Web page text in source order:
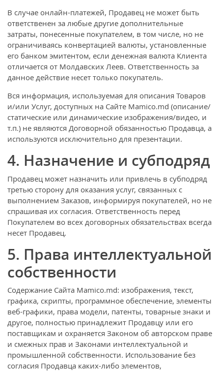
В случае онлайн-платежей, Продавец не может быть
ответственен за любые другие дополнительные
затраты, понесенные покупателем, в том числе, но не
ограничиваясь конвертацией валюты, установленные
его банком эмитентом, если денежная валюта Клиента
отличается от Молдавских Леев. Ответственность за
данное действие несет только покупатель.
Вся информация, используемая для описания Товаров
и/или Услуг, доступных на Сайте Mamico.md (описание/
статические или динамические изображения/видео, и
т.п.) не являются Договорной обязанностью Продавца, а
используются исключительно для презентации.
4. Назначение и субподряд
Продавец может назначить или привлечь в субподряд
третью сторону для оказания услуг, связанных с
выполнением Заказов, информируя покупателей, но не
спрашивая их согласия. Ответственность перед
Покупателем во всех договорных обязательствах всегда
несет Продавец.
5. Права интеллектуальной
собственности
Содержание Сайта Mamico.md: изображения, текст,
графика, скрипты, программное обеспечение, элементы
веб-графики, права модели, патенты, товарные знаки и
другое, полностью принадлежит Продавцу или его
поставщикам и охраняется Законом об авторском праве
и смежных прав и Законами интеллектуальной и
промышленной собственности. Использование без
согласия Продавца каких-либо элементов,